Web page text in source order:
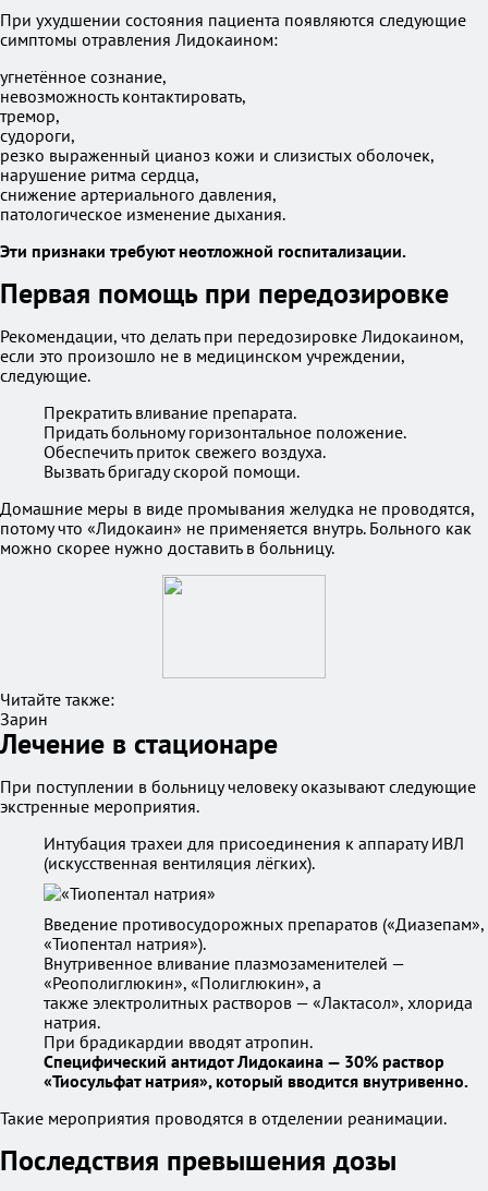
При ухудшении состояния пациента появляются следующие
симптомы отравления Лидокаином:
угнетённое сознание,
невозможность контактировать,
тремор,
судороги,
резко выраженный цианоз кожи и слизистых оболочек,
нарушение ритма сердца,
снижение артериального давления,
патологическое изменение дыхания.
Эти признаки требуют неотложной госпитализации.
Первая помощь при передозировке
Рекомендации, что делать при передозировке Лидокаином,
если это произошло не в медицинском учреждении,
следующие.
Прекратить вливание препарата.
Придать больному горизонтальное положение.
Обеспечить приток свежего воздуха.
Вызвать бригаду скорой помощи.
Домашние меры в виде промывания желудка не проводятся,
потому что «Лидокаин» не применяется внутрь. Больного как
можно скорее нужно доставить в больницу.
Читайте также:
Зарин
Лечение в стационаре
При поступлении в больницу человеку оказывают следующие
экстренные мероприятия.
Интубация трахеи для присоединения к аппарату ИВЛ
(искусственная вентиляция лёгких).
Введение противосудорожных препаратов («Диазепам»,
«Тиопентал натрия»).
Внутривенное вливание плазмозаменителей —
«Реополиглюкин», «Полиглюкин», а
также электролитных растворов — «Лактасол», хлорида
натрия.
При брадикардии вводят атропин.
Специфический антидот Лидокаина — 30% раствор
«Тиосульфат натрия», который вводится внутривенно.
Такие мероприятия проводятся в отделении реанимации.
Последствия превышения дозы